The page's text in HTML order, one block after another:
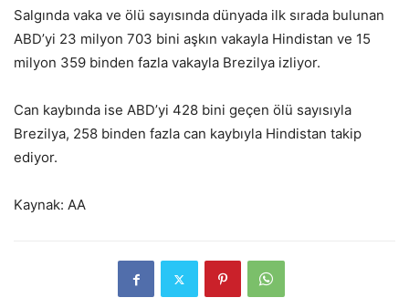
Salgında vaka ve ölü sayısında dünyada ilk sırada bulunan
ABD’yi 23 milyon 703 bini aşkın vakayla Hindistan ve 15
milyon 359 binden fazla vakayla Brezilya izliyor.
Can kaybında ise ABD’yi 428 bini geçen ölü sayısıyla
Brezilya, 258 binden fazla can kaybıyla Hindistan takip
ediyor.
Kaynak: AA